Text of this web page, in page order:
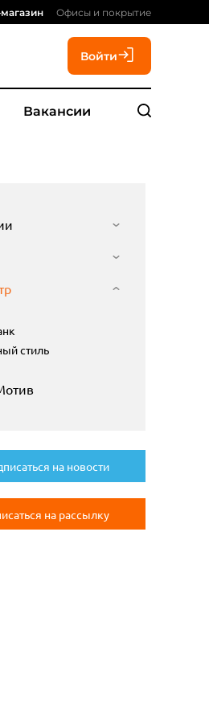
Офисы и покрытие
Войти
Вакансии
стиль
на новости
на рассылку